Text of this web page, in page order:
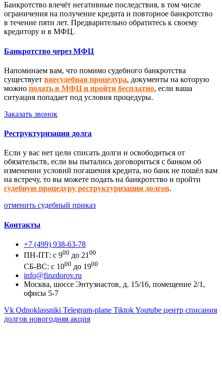
Банкротство влечёт негативные последствия, в том числе
ограничения на получение кредита и повторное банкротство
в течение пяти лет. Предварительно обратитесь к своему
кредитору и в МФЦ.
Банкротство через МФЦ
Напоминаем вам, что помимо судебного банкротства
существует внесудебная процедура, документы на которую
можно подать в МФЦ и пройти бесплатно, если ваша
ситуация попадает под условия процедуры.
Заказать звонок
Реструктуризация долга
Если у вас нет цели списать долги и освободиться от
обязательств, если вы пытались договориться с банком об
изменении условий погашения кредита, но банк не пошёл вам
на встречу, то вы можете подать на банкротство и пройти
судебную процедуру реструктуризации долгов.
отменить судебный приказ
Контакты
+7 (499) 938-63-78
ПН-ПТ: с 900 до 21 00
СБ-ВС: с 1000 до 1900
info@finzdorov.ru
Москва, шоссе Энтузиастов, д. 15/16, помещение 2/1,
офисы 5-7
Vk Odnoklassniki Telegram-plane TiktokYoutube центр списания
долгов новогодняя акция